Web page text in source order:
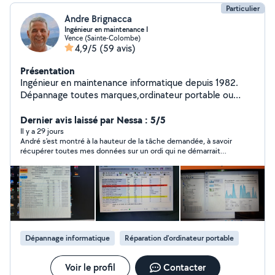
Particulier
Andre Brignacca
Ingénieur en maintenance I
Vence (Sainte-Colombe)
4,9/5 (59 avis)
Présentation
Ingénieur en maintenance informatique depuis 1982.
Dépannage toutes marques,ordinateur portable ou
transfert de cassette vhs ,8mm ou mini dv sur
disque.Mes anciens clients Thales,Banque de france.
Dernier avis laissé par Nessa : 5/5
Il y a 29 jours
André s'est montré à la hauteur de la tâche demandée, à savoir
récupérer toutes mes données sur un ordi qui ne démarrait
l'opération, qui n'a pas été une mince affaire. Résultat il a sauvé
toutes mes données et me les a mises sur un disque dur.
Merci André. Je recommande vivement ses services.
Dépannage informatique Réparation d'ordinateur portable
Voir le profil Contacter